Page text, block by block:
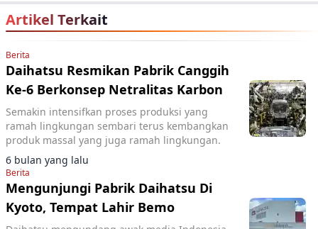
Artikel Terkait
Berita
Daihatsu Resmikan Pabrik Canggih
Ke-6 Berkonsep Netralitas Karbon
Semakin intensifkan proses produksi yang
ramah lingkungan sembari terus kembangkan
produk massal yang juga ramah lingkungan.
6 bulan yang lalu
Berita
Mengunjungi Pabrik Daihatsu Di
Kyoto, Tempat Lahir Bemo